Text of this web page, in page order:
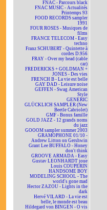
FNAC - Parcours black
FNAC MUSIC - Actualités
Printemps 93
FOOD RECORDS sampler
1991
FOUR ROSES - Musiques de
films
FRANCE TELECOM - Easy
techno
Franz SCHUBERT - Quintette à
cordes D.956
FRAY - Over my head (cable
car)
FREDERICKS + GOLDMAN +
JONES - Des vies
FRENCH B - La vie est belle
GAY DAD - Leisure noise
GEFFEN - Swag American
Style
GENERIC
GLÜCKLICH SAMPLER (New
Beetle Cabriolet)
GMF - Bonus famille
GOLD JAZZ - 12 grands noms
du jazz
GOOOM sampler summer 2003
GRAMOPHONE 01/10 -
Andrew Litton on Gershwin
Grant Lee BUFFALO - Honey
don't think
GROOVE ARMADA - Easy
Gustav LEONHARDT joue
Louis COUPERIN
HANDSOME BOY
MODELING SCHOOL - The
world's gone mad
Hector ZAZOU - Lights in the
dark
Hervé VILARD - La vie est
belle, le monde est beau
Hildegard von BINGEN - O vis